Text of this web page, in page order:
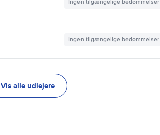
Ingen tilgængelige bedømmelser
Ingen tilgængelige bedømmelser
Vis alle udlejere